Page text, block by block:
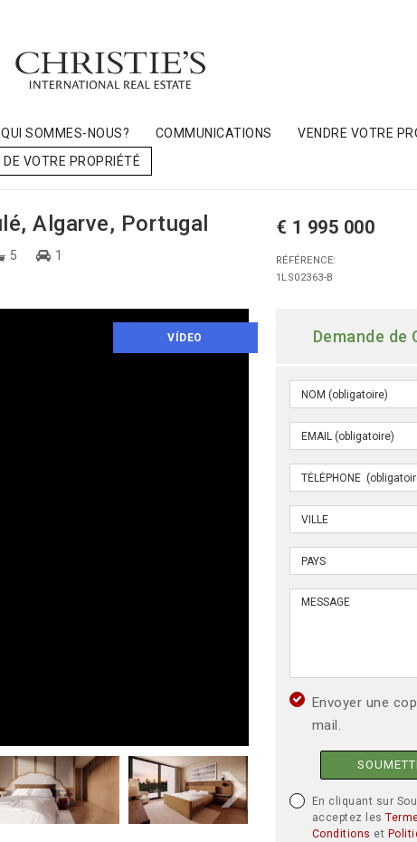
QUI SOMMES-NOUS? COMMUNICATIONS
VENDRE VOTRE
VOTRE PROPRIÉTÉ
Algarve, Portugal
5 1
€ 1 995 000
RÉFÉRENCE:
1LS02363-B
VÍDEO Demande de
Envoyer une
mail.
En cliquant sur
acceptez les
Conditions et